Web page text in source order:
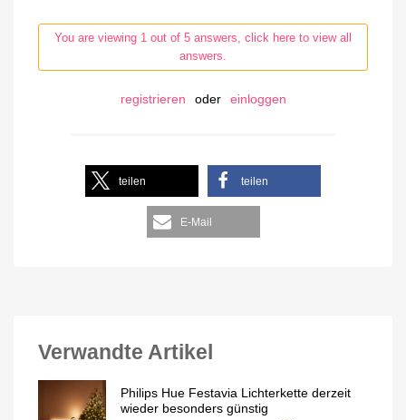
You are viewing 1 out of 5 answers, click here to view all
answers.
registrieren oder einloggen
teilen teilen
E-Mail
Verwandte Artikel
Philips Hue Festavia Lichterkette derzeit
wieder besonders günstig